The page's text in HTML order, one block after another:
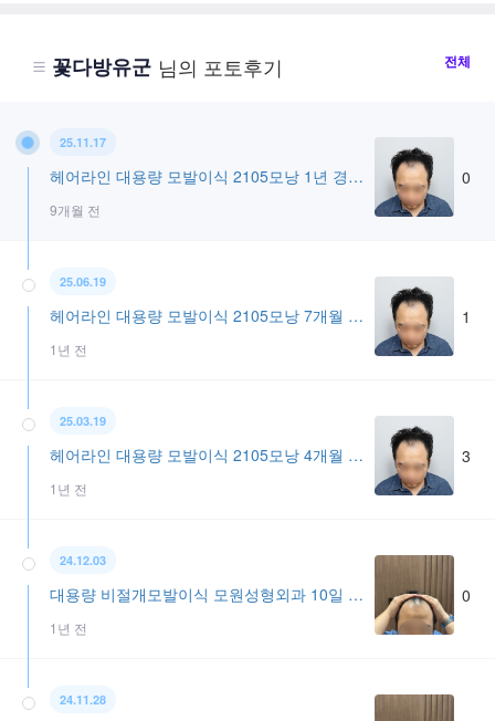
꽃다방유군 님의 포토후기 전체
25.11.17
헤어라인 대용량 모발이식 2105모낭 1년 경과 모원성형외과
9개월 전
0
25.06.19
헤어라인 대용량 모발이식 2105모낭 7개월 모원성형외과
1년 전
1
25.03.19
헤어라인 대용량 모발이식 2105모낭 4개월 모원성형외과 정재홍원장님
1년 전
3
24.12.03
대용량 비절개모발이식 모원성형외과 10일 경과
1년 전
0
24.11.28